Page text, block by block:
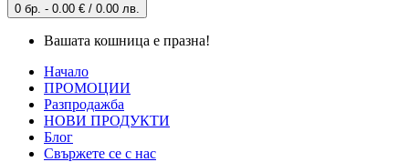
0 бр. - 0.00 € / 0.00 лв.
Вашата кошница е празна!
Начало
ПРОМОЦИИ
Разпродажба
НОВИ ПРОДУКТИ
Блог
Свържете се с нас